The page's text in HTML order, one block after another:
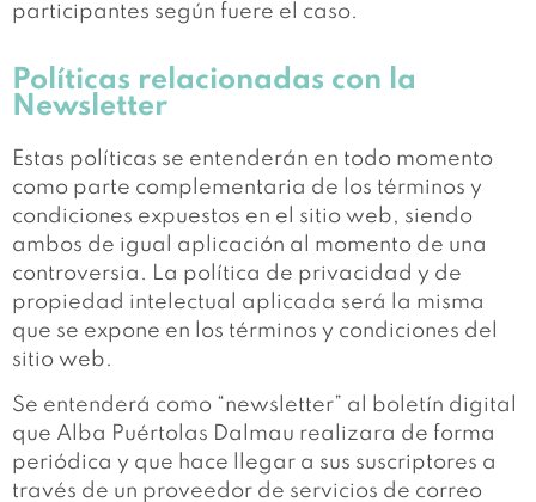
participantes según fuere el caso.
Políticas relacionadas con la
Newsletter
Estas políticas se entenderán en todo momento
como parte complementaria de los términos y
condiciones expuestos en el sitio web, siendo
ambos de igual aplicación al momento de una
controversia. La política de privacidad y de
propiedad intelectual aplicada será la misma
que se expone en los términos y condiciones del
sitio web.
Se entenderá como “newsletter” al boletín digital
que Alba Puértolas Dalmau realizara de forma
periódica y que hace llegar a sus suscriptores a
través de un proveedor de servicios de correo